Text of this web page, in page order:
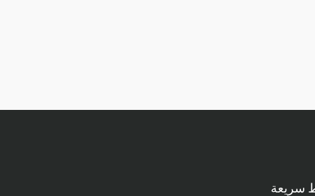
سريعة